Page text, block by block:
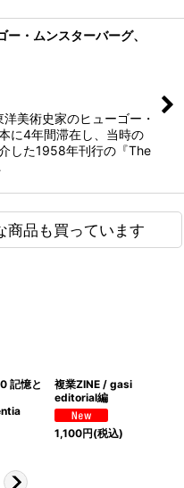
・ムンスターバーグ、
美術史家のヒューゴー・
に4年間滞在し、当時の
した1958年刊行の『The
商品も買っています
記憶と
複業ZINE / gasi
editorial編
1,100円(税込)